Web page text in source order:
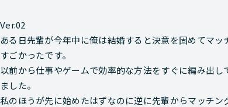
Ver.02
ある日先輩が今年中に俺は結婚すると決意を固めてマ
すごかったです。
以前から仕事やゲームで効率的な方法をすぐに編み出
ました。
私のほうが先に始めたはずなのに逆に先輩からマッチン